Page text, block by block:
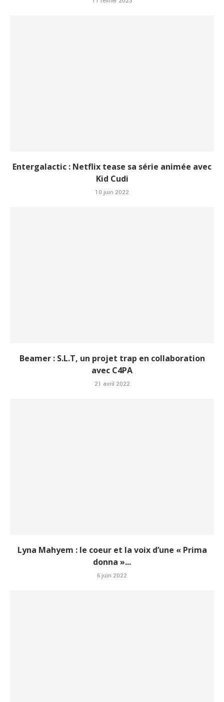
Entergalactic : Netflix tease sa série animée avec
Kid Cudi
10 juin 2022
Beamer : S.L.T, un projet trap en collaboration
avec C4PA
21 avril 2022
Lyna Mahyem : le coeur et la voix d’une « Prima
donna »...
6 juin 2022